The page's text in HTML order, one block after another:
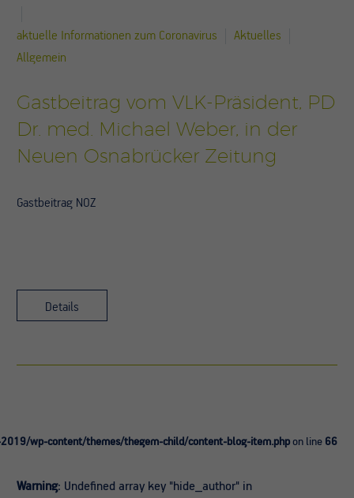
aktuelle Informationen zum Coronavirus
Aktuelles
Allgemein
Gastbeitrag vom VLK-Präsident, PD
Dr. med. Michael Weber, in der
Neuen Osnabrücker Zeitung
Gastbeitrag NOZ
Details
wp-content/themes/thegem-child/content-blog-item.php on line 66
Warning: Undefined array key "hide_author" in